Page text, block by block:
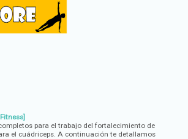
para el trabajo del fortalecimiento de
el cuádriceps. A continuación te detallamos